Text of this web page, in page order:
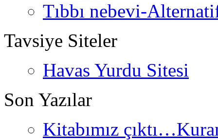
Tıbbı nebevi-
Tavsiye Siteler
Havas Yurdu Sitesi
Son Yazılar
Kitabımız